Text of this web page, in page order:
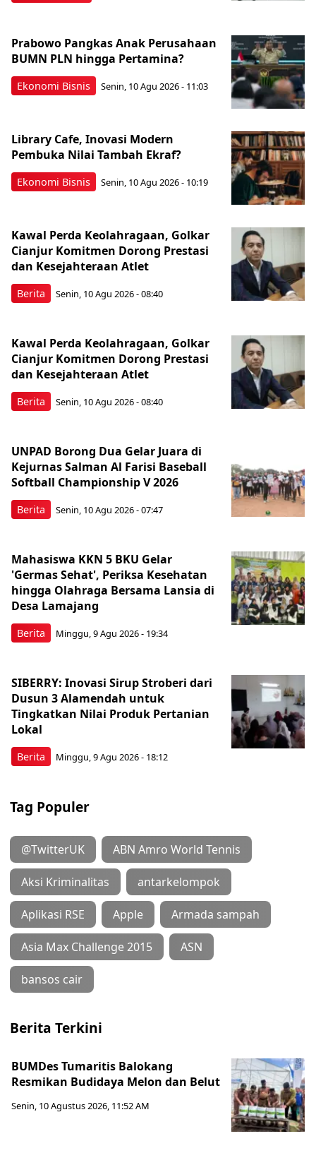
Ekonomi Bisnis
Prabowo Pangkas Anak Perusahaan
BUMN PLN hingga Pertamina?
Senin, 10 Agu 2026 - 11:03
Ekonomi Bisnis
Library Cafe, Inovasi Modern
Pembuka Nilai Tambah Ekraf?
Senin, 10 Agu 2026 - 10:19
Berita
Kawal Perda Keolahragaan, Golkar
Cianjur Komitmen Dorong Prestasi
dan Kesejahteraan Atlet
Senin, 10 Agu 2026 - 08:40
Berita
Kawal Perda Keolahragaan, Golkar
Cianjur Komitmen Dorong Prestasi
dan Kesejahteraan Atlet
Senin, 10 Agu 2026 - 08:40
Berita
UNPAD Borong Dua Gelar Juara di
Kejurnas Salman Al Farisi Baseball
Softball Championship V 2026
Senin, 10 Agu 2026 - 07:47
Berita
Mahasiswa KKN 5 BKU Gelar
'Germas Sehat', Periksa Kesehatan
hingga Olahraga Bersama Lansia di
Desa Lamajang
Minggu, 9 Agu 2026 - 19:34
Berita
SIBERRY: Inovasi Sirup Stroberi dari
Dusun 3 Alamendah untuk
Tingkatkan Nilai Produk Pertanian
Lokal
Minggu, 9 Agu 2026 - 18:12
Tag Populer
@TwitterUK ABN Amro World Tennis
Aksi Kriminalitas antarkelompok
Aplikasi RSE Apple Armada sampah
Asia Max Challenge 2015 ASN
bansos cair
Berita Terkini
BUMDes Tumaritis Balokang
Resmikan Budidaya Melon dan Belut
Senin, 10 Agustus 2026, 11:52 AM